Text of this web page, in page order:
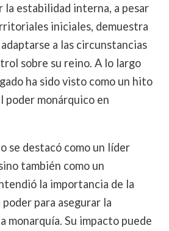
la estabilidad interna, a pesar
iniciales, demuestra
a las circunstancias
sobre su reino. A lo largo
ha sido visto como un hito
poder monárquico en
se destacó como un líder
también como un
la importancia de la
para asegurar la
monarquía. Su impacto puede